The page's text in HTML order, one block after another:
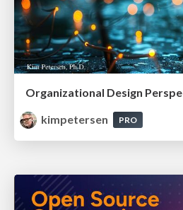
kimpetersen
PRO